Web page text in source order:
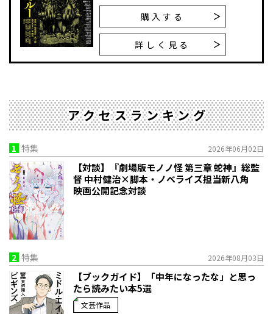
購入する
詳しく見る
アクセスランキング
1 特集 2026年06月02日
【対談】『劇場版モノノ怪 第三章 蛇神』総監
督 中村健治×脚本・ノベライズ担当新八角
映画公開記念対談
2 特集 2026年08月03日
【ブックガイド】「中年になったな」と思っ
たら読みたい本5選
文芸作品